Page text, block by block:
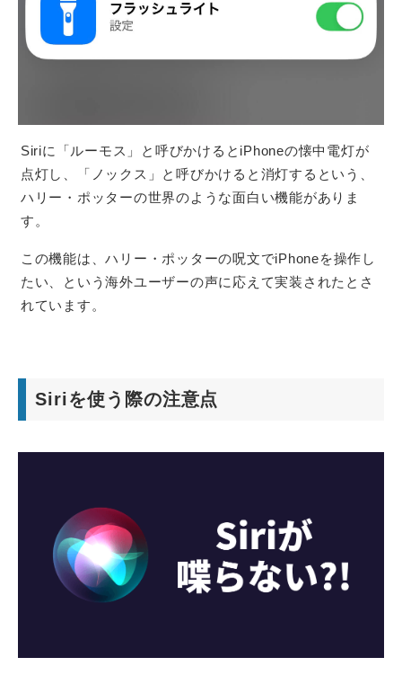
Siriに「ルーモス」と呼びかけるとiPhoneの懐中電灯が
点灯し、「ノックス」と呼びかけると消灯するという、
ハリー・ポッターの世界のような面白い機能がありま
す。
この機能は、ハリー・ポッターの呪文でiPhoneを操作し
たい、という海外ユーザーの声に応えて実装されたとさ
れています。
Siriを使う際の注意点